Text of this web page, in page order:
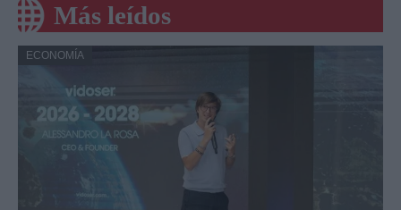
Más leídos
ECONOMÍA